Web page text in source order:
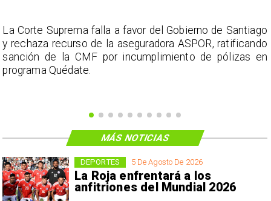
La Corte Suprema falla a favor del Gobierno de Santiago
y rechaza recurso de la aseguradora ASPOR, ratificando
sanción de la CMF por incumplimiento de pólizas en
programa Quédate.
5 De Agosto De 2026
La Roja enfrentará a los
anfitriones del Mundial 2026
DEPORTES
MÁS NOTICIAS